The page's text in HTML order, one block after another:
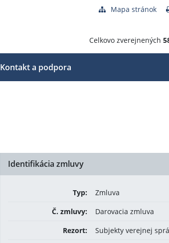
Mapa stránok
Celkovo zverejnených
Kontakt a podpora
Identifikácia zmluvy
Typ:
Zmluva
Č. zmluvy:
Darovacia zmluva
Rezort:
Subjekty verejnej